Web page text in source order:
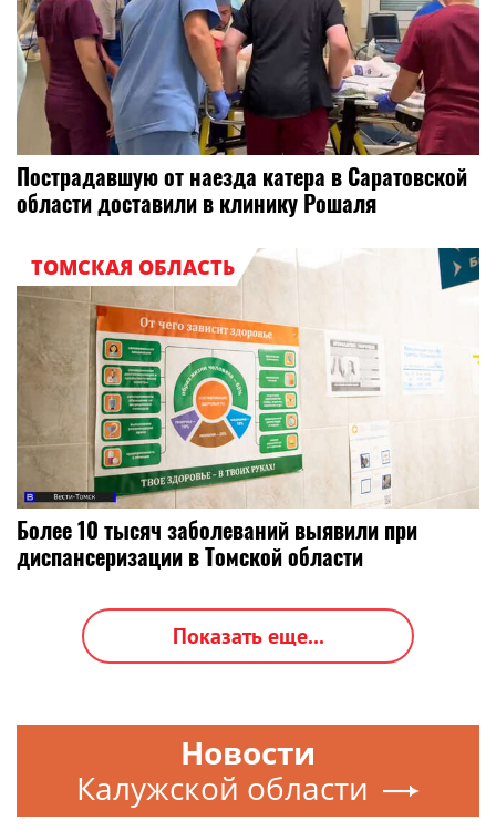
Пострадавшую от наезда катера в Саратовской
области доставили в клинику Рошаля
ТОМСКАЯ ОБЛАСТЬ
Более 10 тысяч заболеваний выявили при
диспансеризации в Томской области
Показать еще...
Новости
Калужской области